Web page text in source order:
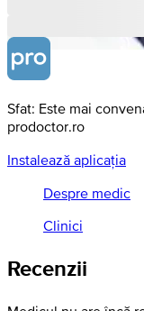
Sfat: Este mai
prodoctor.ro
Instalează aplicația
Despre medic
Clinici
Recenzii